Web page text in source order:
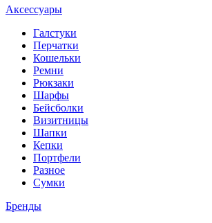
Аксессуары
Галстуки
Перчатки
Кошельки
Ремни
Рюкзаки
Шарфы
Бейсболки
Визитницы
Шапки
Кепки
Портфели
Разное
Сумки
Бренды